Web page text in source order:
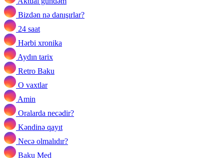
Bizdən nə danışırlar?
24 saat
Hərbi xronika
Aydın tarix
Retro Baku
O vaxtlar
Amin
Oralarda necədir?
Kəndinə qayıt
Necə olmalıdır?
Baku Med